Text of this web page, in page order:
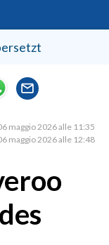
maggio 2026 alle 11:35
maggio 2026 alle 12:48